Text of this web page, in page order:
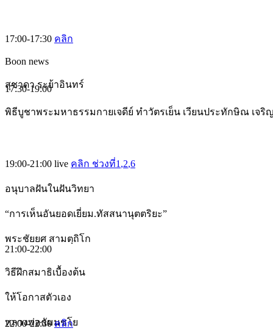
17:00-17:30 คลิก
Boon news
สุชาดา ระย้าอินทร์
17:30-19:00
พิธีบูชาพระมหาธรรมกายเจดีย์ ทำวัตรเย็น เวียนประทักษิณ เจ
19:00-21:00 live คลิก ช่วงที่1 ,2,6
อนุบาลฝันในฝันวิทยา
“การเห็นอันยอดเยี่ยม.ทัสสนานุตตริยะ”
พระชัยยศ สามตฺถิโก
21:00-22:00
วิธีฝึกสมาธิเบื้องต้น
ให้โอกาสตัวเอง
หลวงพ่อธัมมชโย
22:00-22:30คลิก